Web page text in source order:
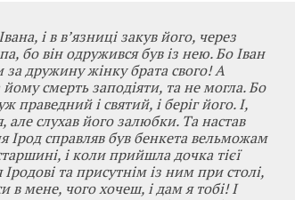
і в в’язниці закув його, через
бо він одружився був із нею. Бо Іван
за дружину жінку брата свого! А
йому смерть заподіяти, та не могла. Бо
праведний і святий, і беріг його. І,
слухав його залюбки. Та настав
справляв був бенкета вельможам
і коли прийшла дочка тієї
та присутнім із ним при столі,
в мене, чого хочеш, і дам я тобі! І